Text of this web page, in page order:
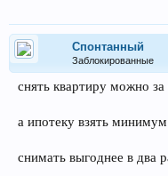
Спонтанный
Заблокированные
снять квартиру можно
а ипотеку взять
снимать выгоднее в два